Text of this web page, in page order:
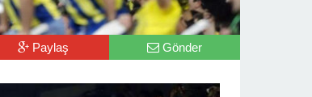
Paylaş Gönder